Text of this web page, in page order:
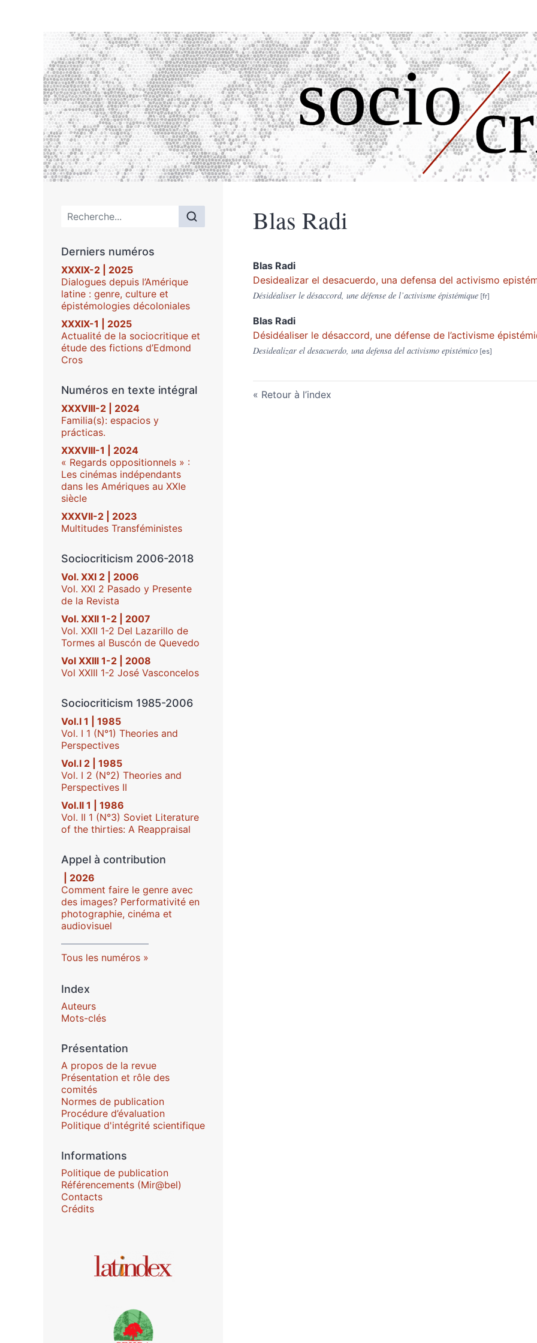
Menu principal
Derniers numéros
XXXIX-2 | 2025
Dialogues depuis l’Amérique
latine : genre, culture et
épistémologies décoloniales
XXXIX-1 | 2025
Actualité de la sociocritique et
étude des fictions d’Edmond
Cros
Numéros en texte intégral
XXXVIII-2 | 2024
Familia(s): espacios y
prácticas.
XXXVIII-1 | 2024
« Regards oppositionnels » :
Les cinémas indépendants
dans les Amériques au XXIe
siècle
XXXVII-2 | 2023
Multitudes Transféministes
Sociocriticism 2006-2018
Vol. XXI 2 | 2006
Vol. XXI 2 Pasado y Presente
de la Revista
Vol. XXII 1-2 | 2007
Vol. XXII 1-2 Del Lazarillo de
Tormes al Buscón de Quevedo
Vol XXIII 1-2 | 2008
Vol XXIII 1-2 José Vasconcelos
Sociocriticism 1985-2006
Vol.I 1 | 1985
Vol. I 1 (N°1) Theories and
Perspectives
Vol.I 2 | 1985
Vol. I 2 (N°2) Theories and
Perspectives II
Vol.II 1 | 1986
Vol. II 1 (N°3) Soviet Literature
of the thirties: A Reappraisal
Appel à contribution
| 2026
Comment faire le genre avec
des images? Performativité en
photographie, cinéma et
audiovisuel
Tous les numéros
Index
Auteurs
Mots-clés
Présentation
A propos de la revue
Présentation et rôle des
comités
Normes de publication
Procédure d’évaluation
Politique d'intégrité scientifique
Informations
Politique de publication
Référencements (Mir@bel)
Contacts
Crédits
Affiliations/partenaires
Blas Radi
Blas Radi
Desidealizar el desacuerdo, una defensa del activismo
Désidéaliser le désaccord, une défense de l’activisme épistémique
Blas Radi
Désidéaliser le désaccord, une défense de l’activisme
Desidealizar el desacuerdo, una defensa del activismo epistémico
Retour à l’index